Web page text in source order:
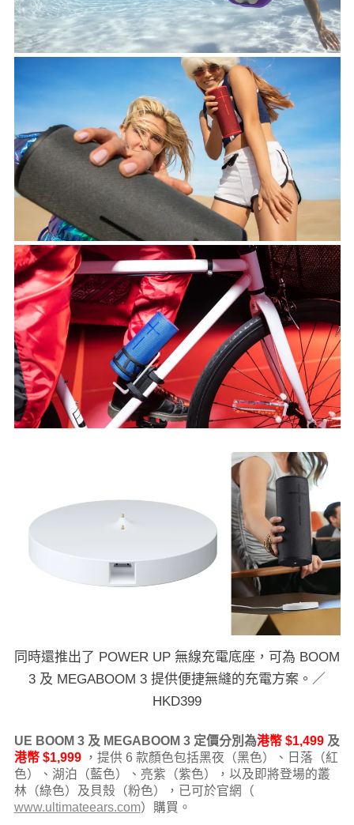
同時還推出了 POWER UP 無線充電底座，可為 BOOM
3 及 MEGABOOM 3 提供便捷無縫的充電方案。／
HKD399
UE BOOM 3 及 MEGABOOM 3 定價分別為港幣 $1,499及
港幣 $1,999，提供 6 款顏色包括黑夜（黑色）、日落（紅
色）、湖泊（藍色）、亮紫（紫色），以及即將登場的叢
林（綠色）及貝殼（粉色），已可於官網（
www.ultimateears.com）購買。